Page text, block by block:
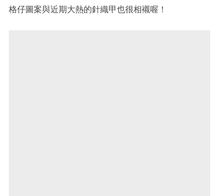
格仔圖案與近期大熱的針織甲也很相襯喔！